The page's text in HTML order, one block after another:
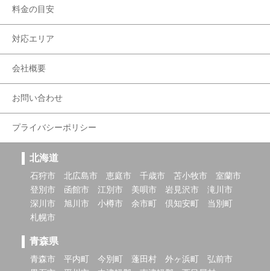
料金の目安
対応エリア
会社概要
お問い合わせ
プライバシーポリシー
北海道
石狩市 北広島市 恵庭市 千歳市 苫小牧市
室蘭市
登別市
函館市 江別市 美唄市 岩見沢市
滝川市
深川市
旭川市 小樽市 余市町 倶知安町
当別町
札幌市
青森県
青森市 平内町 今別町 蓬田村 外ヶ浜町
弘前市